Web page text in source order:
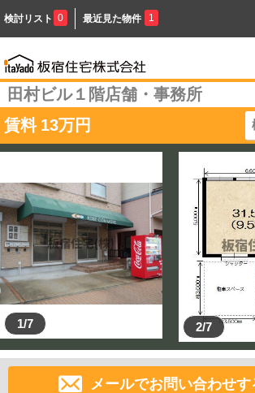
検討リスト 0 最近見た物件 1
田村ビル１階店舗・事務所
賃料 13万円
1/7 2/7
メールでお問い合わせす